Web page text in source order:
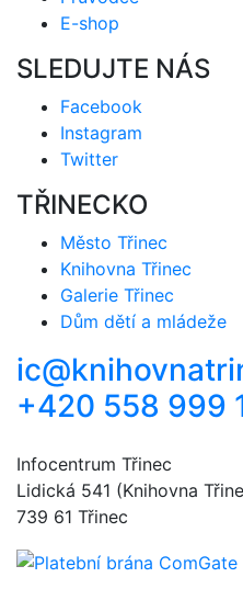
E-shop
SLEDUJTE NÁS
Facebook
Instagram
Twitter
TŘINECKO
Město Třinec
Knihovna Třinec
Galerie Třinec
Dům dětí a mládeže
+420 558 999
Infocentrum Třinec
Lidická 541 (Knihovna
739 61 Třinec